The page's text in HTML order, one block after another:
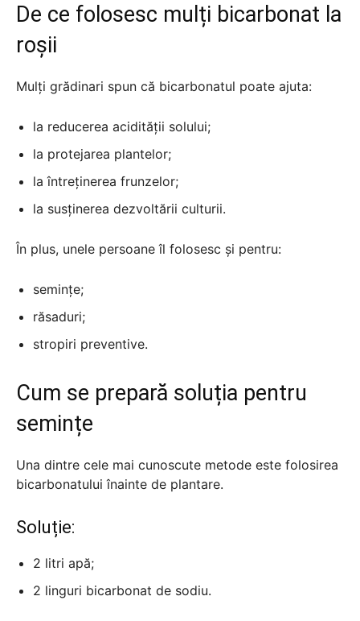
De ce folosesc mulți bicarbonat la
roșii
Mulți grădinari spun că bicarbonatul poate ajuta:
la reducerea acidității solului;
la protejarea plantelor;
la întreținerea frunzelor;
la susținerea dezvoltării culturii.
În plus, unele persoane îl folosesc și pentru:
semințe;
răsaduri;
stropiri preventive.
Cum se prepară soluția pentru
semințe
Una dintre cele mai cunoscute metode este folosirea
bicarbonatului înainte de plantare.
Soluție:
2 litri apă;
2 linguri bicarbonat de sodiu.